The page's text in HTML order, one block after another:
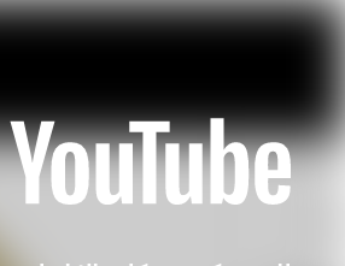
وظائف حكومية بكلية الاثار